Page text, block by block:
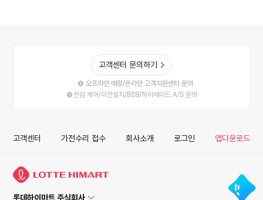
고객센터 문의하기
오프라인 매장/온라인 고객지원센터 문의
안심 케어/이전설치/B2B/하이메이드 A/S 문의
고객센터 가전수리 접수 회사소개 로그인 앱다운로드
롯데하이마트 주식회사